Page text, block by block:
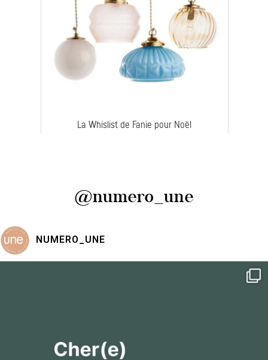
La Whislist de Fanie pour Noël
@numero_une
NUMERO_UNE